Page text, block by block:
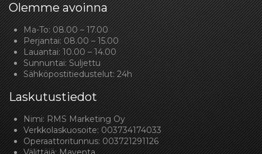
Olemme avoinna
Ma-To: 08.00 – 17.00
Perjantai: 08.00 – 15.00
Lauantai: 10.00 – 14.00
Sunnuntai: Suljettu
Sähköpostitiedustelut: 24h
Laskutustiedot
Nimi: RMS Marketing Oy
Verkkolaskuosoite: 003734174033
Operaattoritunnus: 003721291126